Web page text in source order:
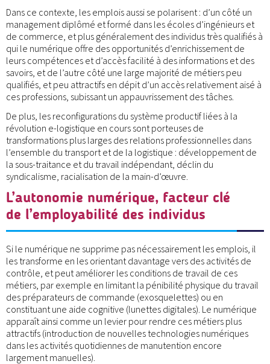
Dans ce contexte, les emplois aussi se polarisent : d’un côté un
management diplômé et formé dans les écoles d’ingénieurs et
de commerce, et plus généralement des individus très qualifiés à
qui le numérique offre des opportunités d’enrichissement de
leurs compétences et d’accès facilité à des informations et des
savoirs, et de l’autre côté une large majorité de métiers peu
qualifiés, et peu attractifs en dépit d’un accès relativement aisé à
ces professions, subissant un appauvrissement des tâches.
De plus, les reconfigurations du système productif liées à la
révolution e-logistique en cours sont porteuses de
transformations plus larges des relations professionnelles dans
l’ensemble du transport et de la logistique : développement de
la sous-traitance et du travail indépendant, déclin du
syndicalisme, racialisation de la main-d’œuvre.
L’autonomie numérique, facteur clé
de l’employabilité des individus
Si le numérique ne supprime pas nécessairement les emplois, il
les transforme en les orientant davantage vers des activités de
contrôle, et peut améliorer les conditions de travail de ces
métiers, par exemple en limitant la pénibilité physique du travail
des préparateurs de commande (exosquelettes) ou en
constituant une aide cognitive (lunettes digitales). Le numérique
apparaît ainsi comme un levier pour rendre ces métiers plus
attractifs (introduction de nouvelles technologies numériques
dans les activités quotidiennes de manutention encore
largement manuelles).